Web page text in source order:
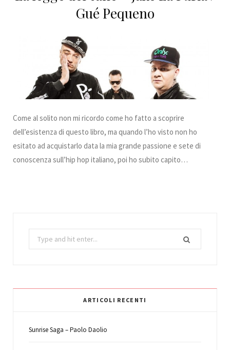
Gué Pequeno
Come al solito non mi ricordo come ho fatto a scoprire
dell’esistenza di questo libro, ma quando l’ho visto non ho
esitato ad acquistarlo data la mia grande passione e sete di
conoscenza sull’hip hop italiano, poi ho subito capito…
Search
for:
ARTICOLI RECENTI
Sunrise Saga – Paolo Daolio